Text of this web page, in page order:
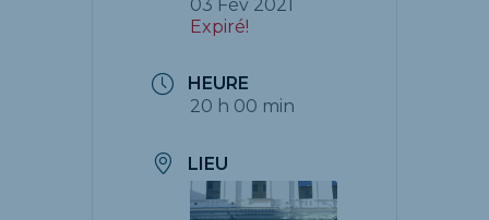
03 Fév 2021
Expiré!
HEURE
20 h 00 min
LIEU